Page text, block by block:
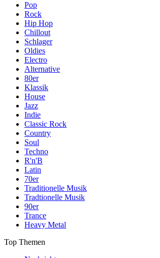
Pop
Rock
Hip Hop
Chillout
Schlager
Oldies
Electro
Alternative
80er
Klassik
House
Jazz
Indie
Classic Rock
Country
Soul
Techno
R'n'B
Latin
70er
Traditionelle Musik
Tradtionelle Musik
90er
Trance
Heavy Metal
Top Themen